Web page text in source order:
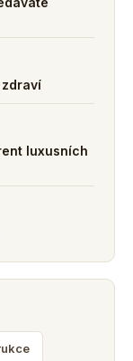
luxusních